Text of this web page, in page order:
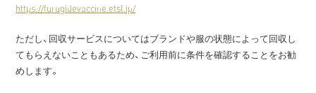
https://furugidevaccine.etsl.jp/
ただし、回収サービスについてはブランドや服の状態によって回収し
てもらえないこともあるため、ご利用前に条件を確認することをお勧
めします。